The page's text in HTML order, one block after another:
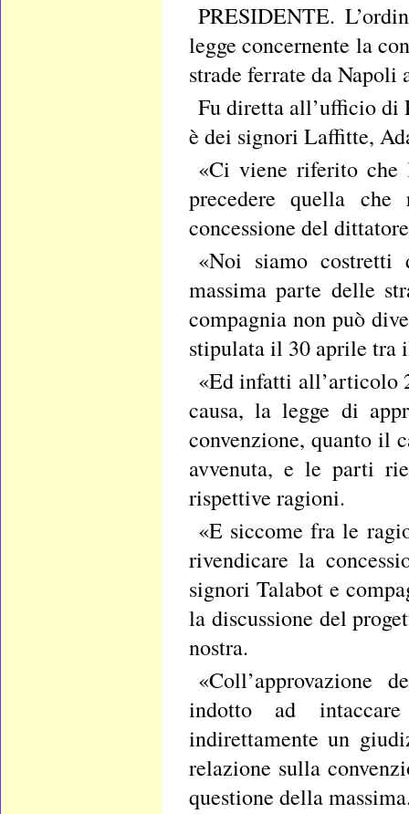
PRESIDENTE.
legge concernente la
strade ferrate da Napoli
Fu diretta all’ufficio di
è dei signori Laffitte,
«Ci viene riferito che
precedere quella
concessione del
«Noi siamo costretti
massima parte delle
compagnia non può
stipulata il 30 aprile tra
«Ed infatti all’articolo
causa, la legge di
convenzione, quanto il
avvenuta, e le parti
rispettive ragioni.
«E siccome fra le
rivendicare la
signori Talabot e
la discussione del
nostra.
«Coll’approvazione
indotto ad
indirettamente un
relazione sulla
questione della